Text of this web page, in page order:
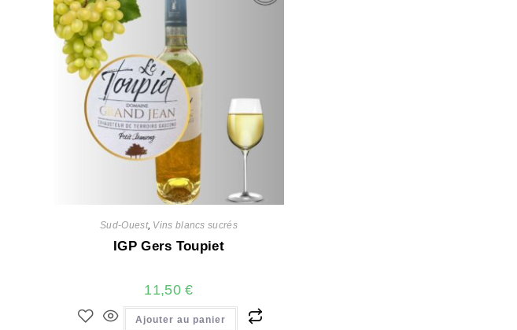
Sud-Ouest, Vins blancs sucrés
IGP Gers Toupiet
11,50€
Ajouter au panier